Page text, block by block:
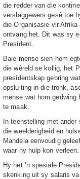
die redder van die
verslaggewers gesê toe
die Organisasie vir
ontvang het. Dit was sy
President.
Baie mense sien hom
die wêreld se kollig, het
presidentskap gebring
opsluiting in die tronk,
mense wat hom gedwing
te maak.
In teenstelling met
die weelderigheid en
Mandela eenvoudig
waar hy hulp kon verleen.
Hy het ’n spesiale
skenking uit sy salaris